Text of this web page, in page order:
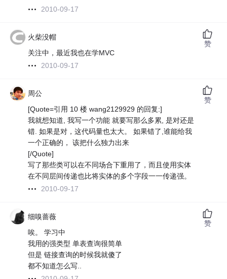
2010-09-17
火柴没帽
关注中，最近我也在学MVC
2010-09-17
赞
周公
[Quote=引用 10 楼 wang2129929 的回复:]
我就想知道, 我写一个功能 就要写那么多累, 是对还是
错. 如果是对，这代码量也太大。 如果错了,谁能给我
一个正确的， 该把什么独力出来
[/Quote]
写了那些类可以在不同场合下重用了，而且使用实体
在不同层间传递也比将实体的多个字段一一传递强。
2010-09-17
赞
细嗅蔷薇
唉。 学习中
我用的强类型 单表查询很简单
但是 链接查询的时候我就傻了
都不知道怎么写..
赞